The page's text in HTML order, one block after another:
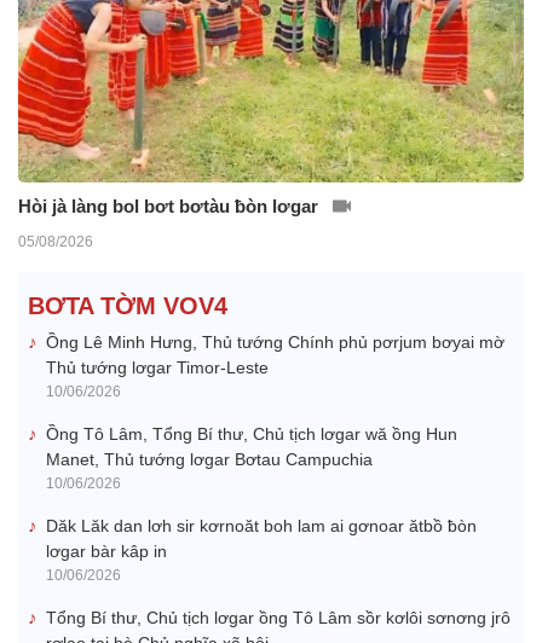
Hòi jà làng bol bơt bơtàu ƀòn lơgar
05/08/2026
BƠTA TỜM VOV4
Ồng Lê Minh Hưng, Thủ tướng Chính phủ pơrjum bơyai mờ
Thủ tướng lơgar Timor-Leste
10/06/2026
Ồng Tô Lâm, Tổng Bí thư, Chủ tịch lơgar wă ồng Hun
Manet, Thủ tướng lơgar Bơtau Campuchia
10/06/2026
Dăk Lăk dan lơh sir kơrnoăt boh lam ai gơnoar ătbồ ƀòn
lơgar bàr kâp in
10/06/2026
Tổng Bí thư, Chủ tịch lơgar ồng Tô Lâm sồr kơlôi sơnơng jrô